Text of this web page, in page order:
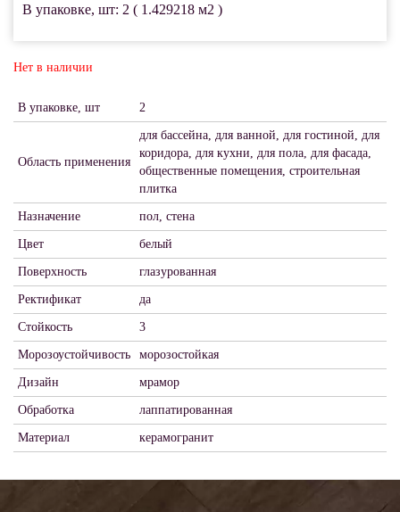
В упаковке, шт: 2 ( 1.429218 м2 )
Нет в наличии
В упаковке, шт 2
Область применения
для бассейна, для ванной, для гостиной, для
коридора, для кухни, для пола, для фасада,
общественные помещения, строительная
плитка
Назначение пол, стена
Цвет белый
Поверхность глазурованная
Ректификат да
Стойкость 3
Морозоустойчивость морозостойкая
Дизайн мрамор
Обработка лаппатированная
Материал керамогранит